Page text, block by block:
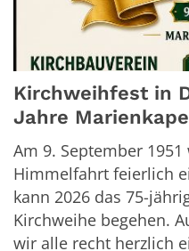
Kirchweihfest in
Jahre
Am 9. September
Himmelfahrt feierlich
kann 2026 das 75-
Kirchweihe begehen.
wir alle recht herzlich